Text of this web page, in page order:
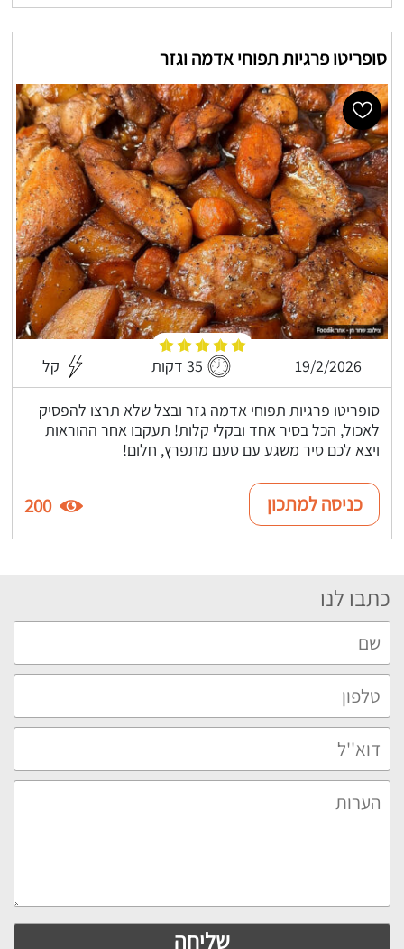
סופריטו פרגיות תפוחי אדמה וגזר
19/2/2026 35 דקות קל
סופריטו פרגיות תפוחי אדמה גזר ובצל שלא תרצו להפסיק
לאכול, הכל בסיר אחד ובקלי קלות! תעקבו אחר ההוראות
ויצא לכם סיר משגע עם טעם מתפרץ, חלום!
כניסה למתכון 200
כתבו לנו